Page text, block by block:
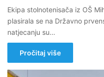
Ekipa stolnotenisača iz OŠ
plasirala se na Državno
natjecanju su…
Pročitaj više